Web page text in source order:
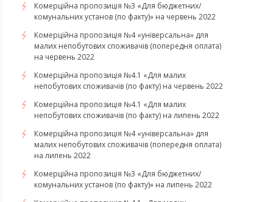
Комерційна пропозиція №3 «Для бюджетних/
комунальних установ (по факту)» на червень 2022
Комерційна пропозиція №4 «універсальна» для
малих непобутових споживачів (попередня оплата)
на червень 2022
Комерційна пропозиція №4.1 «Для малих
непобутових споживачів (по факту) на червень 2022
Комерційна пропозиція №4.1 «Для малих
непобутових споживачів (по факту) на липень 2022
Комерційна пропозиція №4 «універсальна» для
малих непобутових споживачів (попередня оплата)
на липень 2022
Комерційна пропозиція №3 «Для бюджетних/
комунальних установ (по факту)» на липень 2022